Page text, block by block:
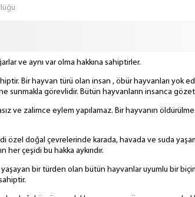
ve aynı var olma hakkına sahiptirler.
Bir hayvan türü olan insan , öbür hayvanları yok
sunmakla görevlidir. Bütün hayvanların insanca
ve zalimce eylem yapılamaz. Bir hayvanın
özel doğal çevrelerinde karada, havada ve suda
her çeşidi bu hakka aykırıdır.
bir türden olan bütün hayvanlar uyumlu bir